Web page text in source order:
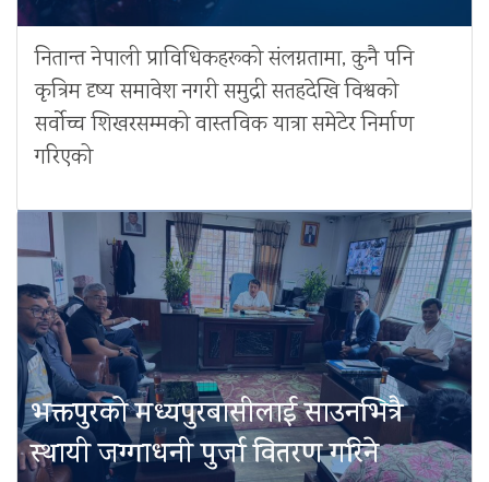
नितान्त नेपाली प्राविधिकहरूको संलग्नतामा, कुनै पनि
कृत्रिम दृष्य समावेश नगरी समुद्री सतहदेखि विश्वको
सर्वोच्च शिखरसम्मको वास्तविक यात्रा समेटेर निर्माण
गरिएको
भक्तपुरको मध्यपुरबासीलाई साउनभित्रै
स्थायी जग्गाधनी पुर्जा वितरण गरिने